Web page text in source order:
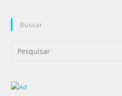
Buscar